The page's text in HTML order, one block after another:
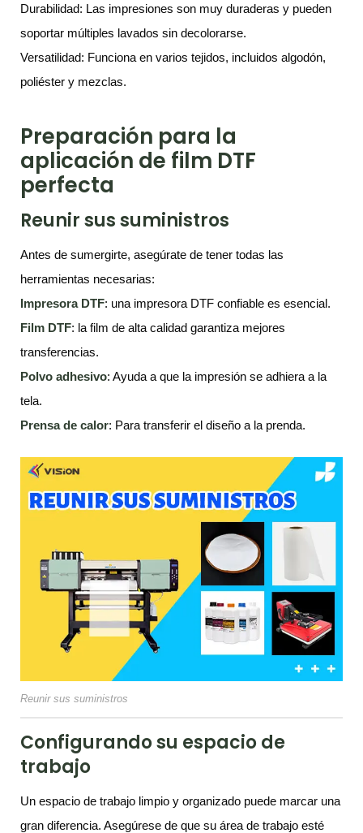
Durabilidad: Las impresiones son muy duraderas y pueden
soportar múltiples lavados sin decolorarse.
Versatilidad: Funciona en varios tejidos, incluidos algodón,
poliéster y mezclas.
Preparación para la
aplicación de film DTF
perfecta
Reunir sus suministros
Antes de sumergirte, asegúrate de tener todas las
herramientas necesarias:
Impresora DTF: una impresora DTF confiable es esencial.
Film DTF: la film de alta calidad garantiza mejores
transferencias.
Polvo adhesivo: Ayuda a que la impresión se adhiera a la
tela.
Prensa de calor: Para transferir el diseño a la prenda.
Reunir sus suministros
Configurando su espacio de
trabajo
Un espacio de trabajo limpio y organizado puede marcar una
gran diferencia. Asegúrese de que su área de trabajo esté